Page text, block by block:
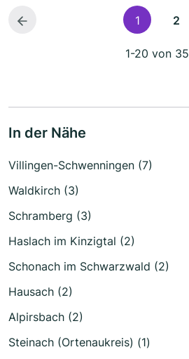
1 2
1-20 von 35
In der Nähe
Villingen-Schwenningen (7)
Waldkirch (3)
Schramberg (3)
Haslach im Kinzigtal (2)
Schonach im Schwarzwald (2)
Hausach (2)
Alpirsbach (2)
Steinach (Ortenaukreis) (1)